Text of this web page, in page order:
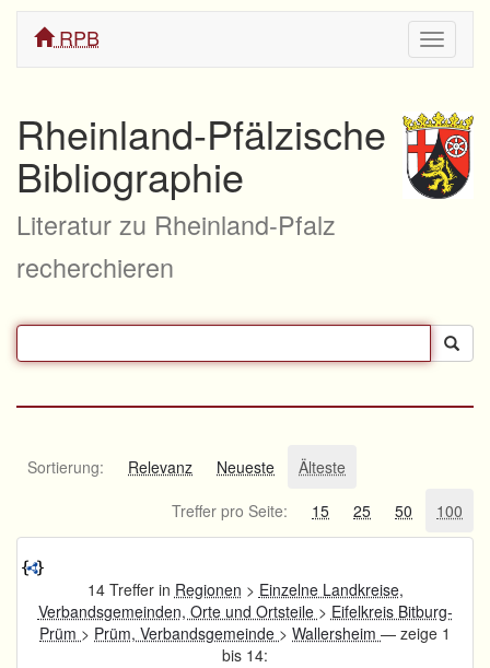
ein/
RPB
Rheinland-Pfälzische
Bibliographie
Literatur zu Rheinland-Pfalz
recherchieren
Sortierung: Relevanz Neueste
Älteste
Treffer pro Seite:
15 25 50 100
14 Treffer in Regionen > Einzelne Landkreise,
Verbandsgemeinden, Orte und Ortsteile > Eifelkreis Bitburg-
Prüm > Prüm, Verbandsgemeinde > Wallersheim — zeige 1
bis 14: